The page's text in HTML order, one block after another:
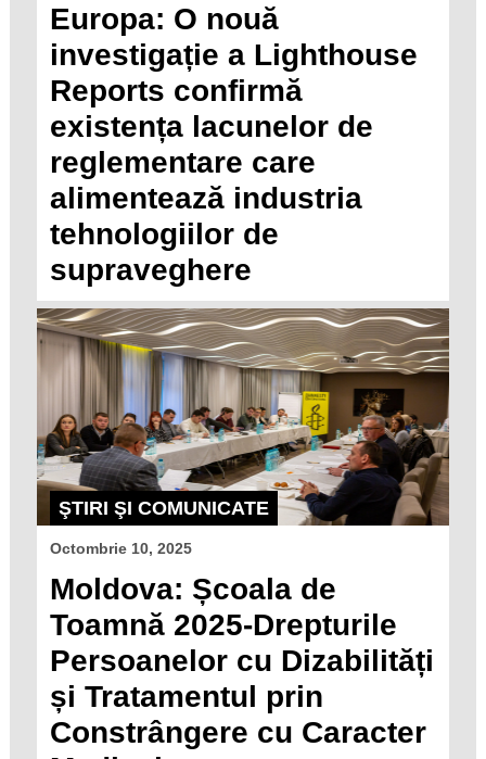
Europa: O nouă
investigație a Lighthouse
Reports confirmă
existența lacunelor de
reglementare care
alimentează industria
tehnologiilor de
supraveghere
ŞTIRI ŞI COMUNICATE
Octombrie 10, 2025
Moldova: Școala de
Toamnă 2025-Drepturile
Persoanelor cu Dizabilități
și Tratamentul prin
Constrângere cu Caracter